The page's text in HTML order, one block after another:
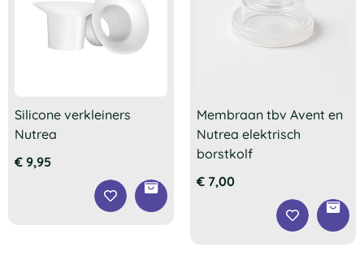
Silicone verkleiners
Nutrea
€ 9,95
Membraan tbv Avent en
Nutrea elektrisch
borstkolf
€ 7,00